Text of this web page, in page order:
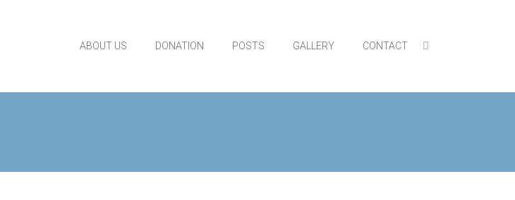
ABOUT US DONATION POSTS GALLERY CONTACT